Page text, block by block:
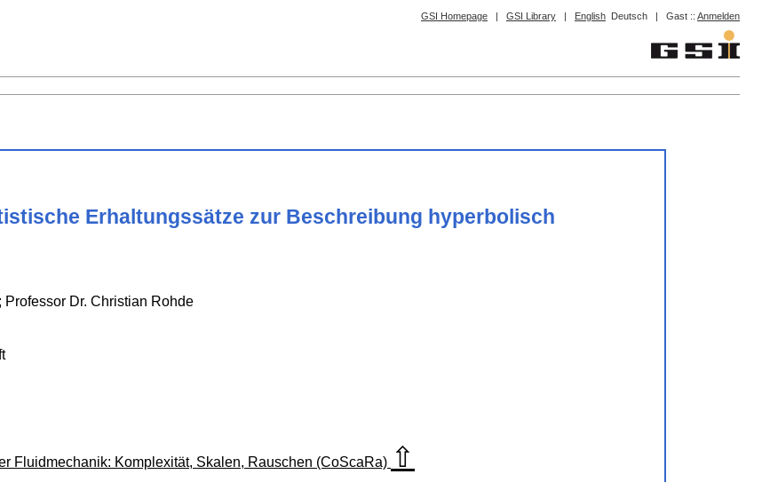
GSI Homepage | GSI Library | English Deutsch | Gast :: Anmelden
Erhaltungssätze zur Beschreibung hyperbolisch
Professor Dr. Christian Rohde
Fluidmechanik: Komplexität, Skalen, Rauschen (CoScaRa) ⇧